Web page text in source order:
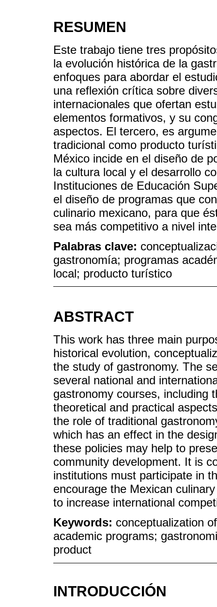
RESUMEN
Este trabajo tiene tres
la evolución histórica de la
enfoques para abordar el
una reflexión crítica sobre
internacionales que ofertan
elementos formativos, y su
aspectos. El tercero, es
tradicional como producto
México incide en el diseño de
la cultura local y el desarrollo
Instituciones de Educación
el diseño de programas que
culinario mexicano, para que
sea más competitivo a nivel
Palabras clave:
gastronomía; programas
local; producto turístico
ABSTRACT
This work has three main
historical evolution,
the study of gastronomy. The
several national and
gastronomy courses, including
theoretical and practical
the role of traditional
which has an effect in the
these policies may help to
community development. It is
institutions must participate in
encourage the Mexican
to increase international
Keywords: conceptualization
academic programs;
product
INTRODUCCIÓN